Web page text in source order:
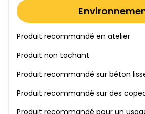
Produit recommandé en atelier
Produit non tachant
Produit recommandé sur béton
Produit recommandé sur des
Produit recommandé pour un